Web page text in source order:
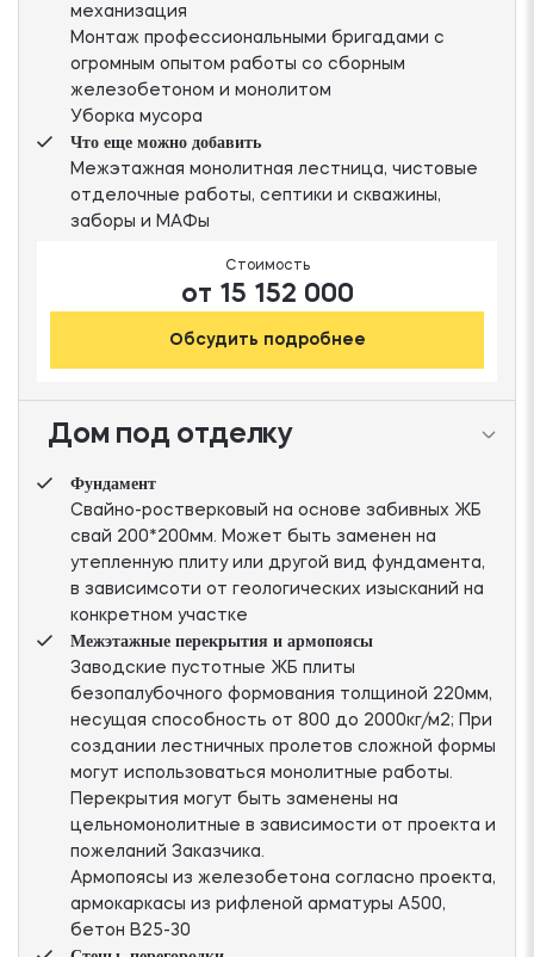
механизация
Монтаж профессиональными бригадами с
огромным опытом работы со сборным
железобетоном и монолитом
Уборка мусора
Что еще можно добавить
Межэтажная монолитная лестница, чистовые
отделочные работы, септики и скважины,
заборы и МАФы
Стоимость
от 15 152 000
Обсудить подробнее
Дом под отделку
Фундамент
Свайно-ростверковый на основе забивных ЖБ
свай 200*200мм. Может быть заменен на
утепленную плиту или другой вид фундамента,
в зависимсоти от геологических изысканий на
конкретном участке
Межэтажные перекрытия и армопоясы
Заводские пустотные ЖБ плиты
безопалубочного формования толщиной 220мм,
несущая способность от 800 до 2000кг/м2; При
создании лестничных пролетов сложной формы
могут использоваться монолитные работы.
Перекрытия могут быть заменены на
цельномонолитные в зависимости от проекта и
пожеланий Заказчика.
Армопоясы из железобетона согласно проекта,
армокаркасы из рифленой арматуры А500,
бетон В25-30